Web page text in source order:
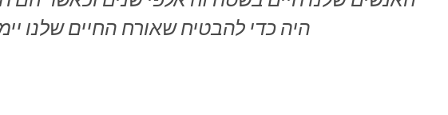
היה כדי להבטיח שאורח החיים שלנו